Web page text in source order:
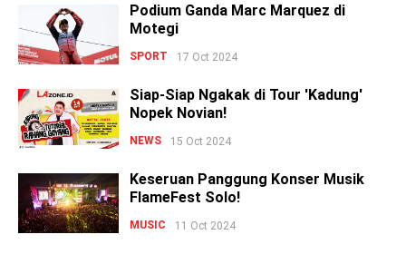
Podium Ganda Marc Marquez di
Motegi
SPORT 17 Oct 2024
Siap-Siap Ngakak di Tour 'Kadung'
Nopek Novian!
NEWS 15 Oct 2024
Keseruan Panggung Konser Musik
FlameFest Solo!
MUSIC 11 Oct 2024